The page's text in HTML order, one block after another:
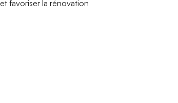
favoriser la rénovation